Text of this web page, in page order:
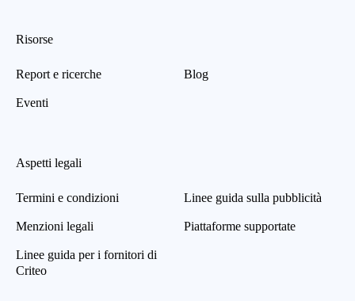
Risorse
Report e ricerche
Eventi
Blog
Aspetti legali
Termini e condizioni
Menzioni legali
Linee guida per i fornitori di
Criteo
Linee guida sulla pubblicità
Piattaforme supportate